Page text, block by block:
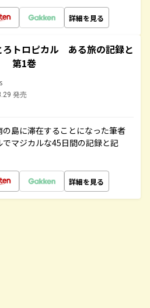
詳細を見る
ろトロピカル ある旅の記録と
第1巻
発売
島に滞在することになった筆者
マジカルな45日間の記録と記
詳細を見る